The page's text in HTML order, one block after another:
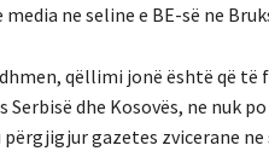
ne seline e BE-së ne
qëllimi jonë është që
dhe Kosovës, ne nuk
gazetes zvicerane ne